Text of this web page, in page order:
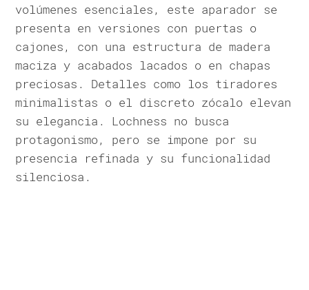
volúmenes esenciales, este aparador se
presenta en versiones con puertas o
cajones, con una estructura de madera
maciza y acabados lacados o en chapas
preciosas. Detalles como los tiradores
minimalistas o el discreto zócalo elevan
su elegancia. Lochness no busca
protagonismo, pero se impone por su
presencia refinada y su funcionalidad
silenciosa.